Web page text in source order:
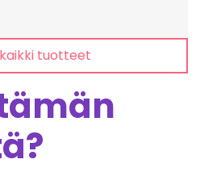
tuotteet